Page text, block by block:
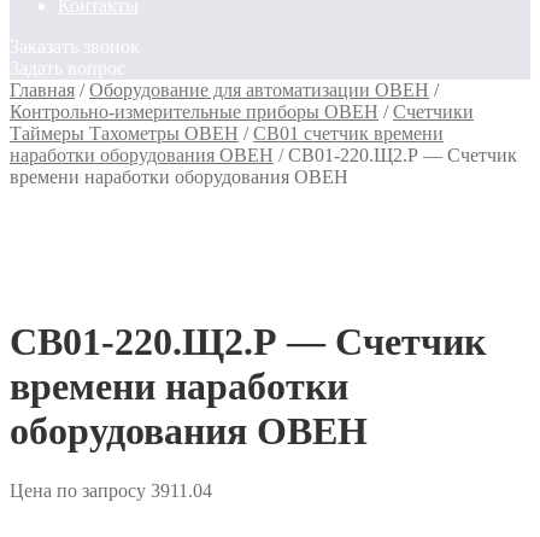
Контакты
Заказать звонок
Задать вопрос
Главная /Оборудование для автоматизации ОВЕН /
Контрольно-измерительные приборы ОВЕН /Счетчики
Таймеры Тахометры ОВЕН /СВ01 счетчик времени
наработки оборудования ОВЕН /СВ01-220.Щ2.Р — Счетчик
времени наработки оборудования ОВЕН
СВ01-220.Щ2.Р — Счетчик
времени наработки
оборудования ОВЕН
Цена по запросу 3911.04